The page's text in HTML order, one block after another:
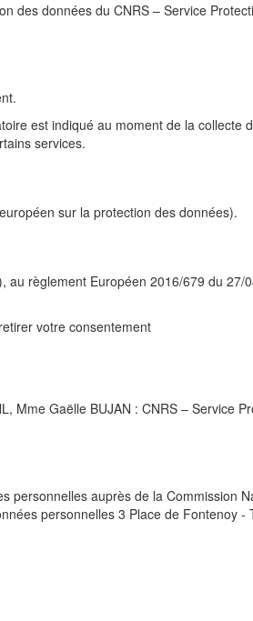
des données du CNRS – Service
est indiqué au moment de la collecte
services.
sur la protection des données).
au règlement Européen 2016/679 du 27/
votre consentement
Mme Gaëlle BUJAN : CNRS – Service
personnelles auprès de la Commission
personnelles 3 Place de Fontenoy -